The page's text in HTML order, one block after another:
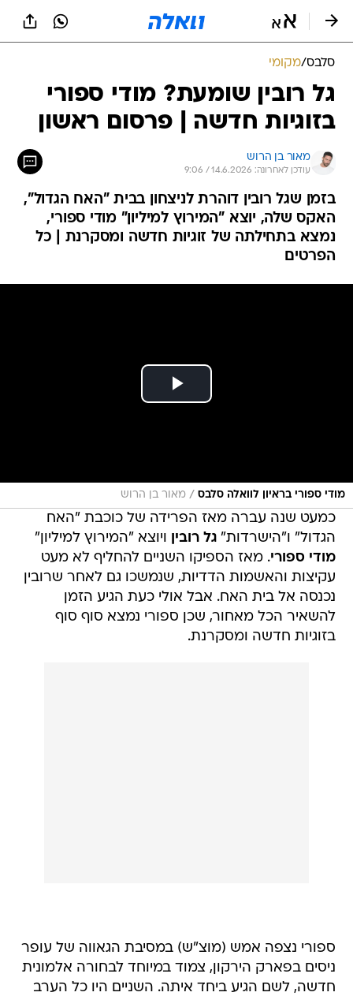
סלבס/מקומי
גל רובין שומעת? מודי ספורי
בזוגיות חדשה | פרסום ראשון
מאור בן הרוש
עודכן לאחרונה: 14.6.2026 / 9:06
בזמן שגל רובין דוהרת לניצחון בבית "האח הגדול",
האקס שלה, יוצא "המירוץ למיליון" מודי ספורי,
נמצא בתחילתה של זוגיות חדשה ומסקרנת | כל
הפרטים
מודי ספורי בראיון לוואלה סלבס / מאור בן הרוש
כמעט שנה עברה מאז הפרידה של כוכבת "האח
הגדול" ו"הישרדות"גל רובין ויוצא "המירוץ למיליון"
מודי ספורי. מאז הספיקו השניים להחליף לא מעט
עקיצות והאשמות הדדיות, שנמשכו גם לאחר שרובין
נכנסה אל בית האח. אבל אולי כעת הגיע הזמן
להשאיר הכל מאחור, שכן ספורי נמצא סוף סוף
בזוגיות חדשה ומסקרנת.
ספורי נצפה אמש (מוצ"ש) במסיבת הגאווה של עופר
ניסים בפארק הירקון, צמוד במיוחד לבחורה אלמונית
חדשה, לשם הגיע ביחד איתה. השניים היו כל הערב